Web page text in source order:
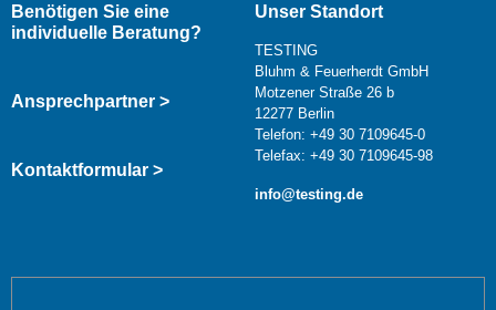
Benötigen Sie eine
individuelle Beratung?
Ansprechpartner >
Kontaktformular >
Unser Standort
TESTING
Bluhm & Feuerherdt GmbH
Motzener Straße 26 b
12277 Berlin
Telefon: +49 30 7109645-0
Telefax: +49 30 7109645-98
info@testing.de